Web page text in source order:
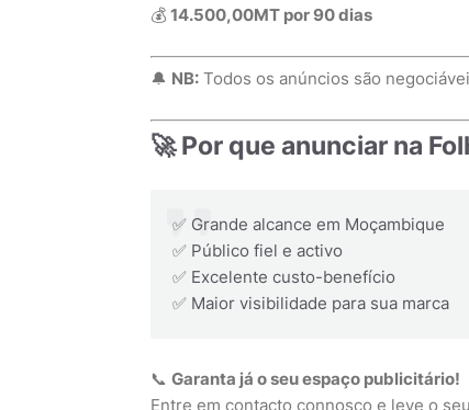
💰 14.500,00MT por 90 dias
🔔 NB: Todos os anúncios são
🚀 Por que anunciar na
✅ Grande alcance em Moçambique
✅ Público fiel e activo
✅ Excelente custo-benefício
✅ Maior visibilidade para sua marca
📞 Garanta já o seu espaço publicitário!
Entre em contacto connosco e leve o